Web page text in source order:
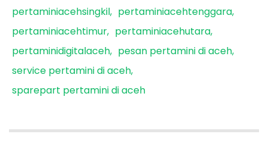
pertaminiacehsingkil
pertaminiacehtenggara
pertaminiacehtimur
pertaminiacehutara
pertaminidigitalaceh
pesan pertamini di aceh
service pertamini di aceh
sparepart pertamini di aceh